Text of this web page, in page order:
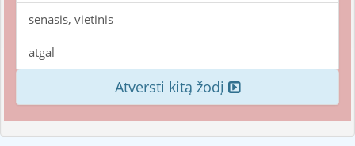
senasis, vietinis
atgal
Atversti kitą žodį